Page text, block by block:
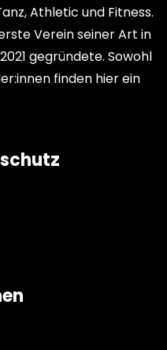
Athletic und Fitness.
Verein seiner Art in
gegründete. Sowohl
finden hier ein